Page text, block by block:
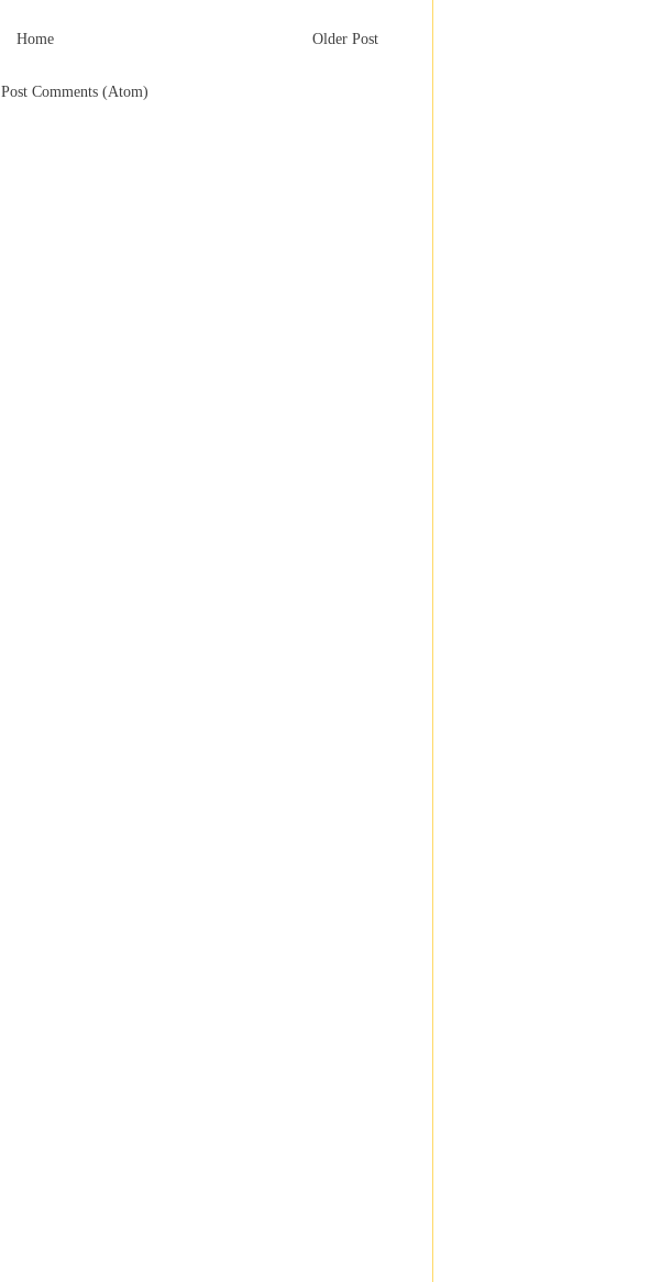
Older Post
Home
Post Comments (Atom)